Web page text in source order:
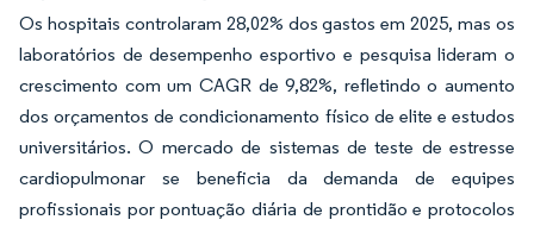
Os hospitais controlaram 28,02% dos gastos em 2025, mas os
laboratórios de desempenho esportivo e pesquisa lideram o
crescimento com um CAGR de 9,82%, refletindo o aumento
dos orçamentos de condicionamento físico de elite e estudos
universitários. O mercado de sistemas de teste de estresse
cardiopulmonar se beneficia da demanda de equipes
profissionais por pontuação diária de prontidão e protocolos